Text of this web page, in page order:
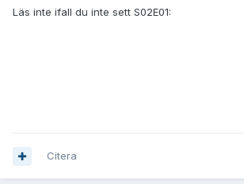
Läs inte ifall du inte sett S02E01:
Citera